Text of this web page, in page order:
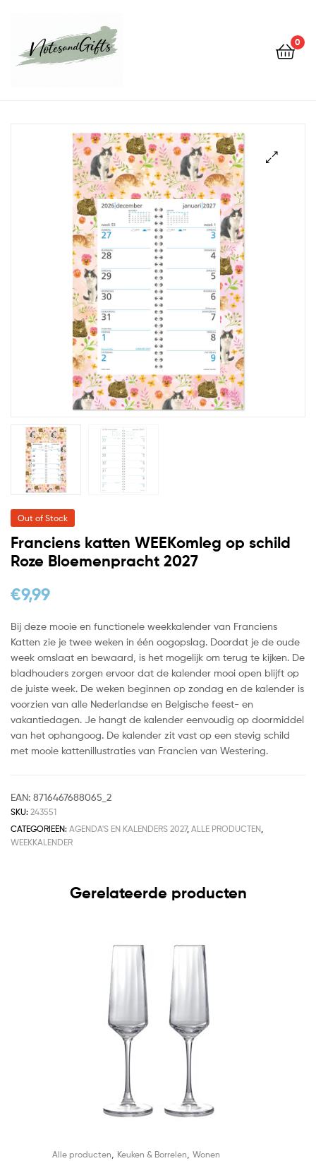
0
Out of Stock
Franciens katten WEEKomleg op schild
Roze Bloemenpracht 2027
€9,99
Bij deze mooie en functionele weekkalender van Franciens
Katten zie je twee weken in één oogopslag. Doordat je de oude
week omslaat en bewaard, is het mogelijk om terug te kijken. De
bladhouders zorgen ervoor dat de kalender mooi open blijft op
de juiste week. De weken beginnen op zondag en de kalender is
voorzien van alle Nederlandse en Belgische feest- en
vakantiedagen. Je hangt de kalender eenvoudig op doormiddel
van het ophangoog. De kalender zit vast op een stevig schild
met mooie kattenillustraties van Francien van Westering.
EAN: 8716467688065_2
SKU: 243551
CATEGORIEËN: AGENDA'S EN KALENDERS 2027, ALLE PRODUCTEN
WEEKKALENDER
Gerelateerde producten
Alle producten, Keuken & Borrelen, Wonen